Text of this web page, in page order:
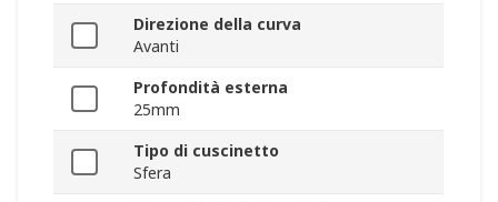
Direzione della curva
Avanti
Profondità esterna
25mm
Tipo di cuscinetto
Sfera